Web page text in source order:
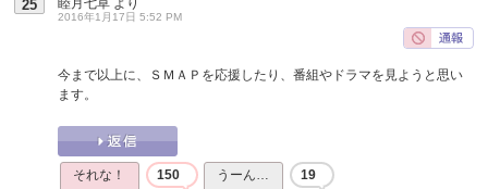
25
2016年1月17日 5:52 PM
今まで以上に、ＳＭＡＰを応援したり、番組やドラマを見ようと思い
ます。
それな！ 150 うーん… 19